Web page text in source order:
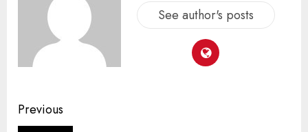
See author's posts
Previous